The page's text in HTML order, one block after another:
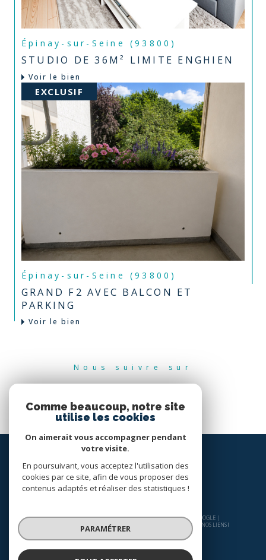
Épinay-sur-Seine (93800)
STUDIO DE 36M² LIMITE ENGHIEN
Voir le bien
EXCLUSIF
Épinay-sur-Seine (93800)
GRAND F2 AVEC BALCON ET
PARKING
Voir le bien
Nous suivre sur
© 2026 | TOUS DROITS RÉSERVÉS | TRADUCTION POWERED BY GOOGLE |
PLAN DU SITE ADMIN
NOS LIENS
POLITIQUE RGPD
Comme beaucoup, notre site
utilise les cookies
On aimerait vous accompagner pendant
votre visite.
En poursuivant, vous acceptez l'utilisation des
cookies par ce site, afin de vous proposer des
contenus adaptés et réaliser des statistiques !
PARAMÉTRER